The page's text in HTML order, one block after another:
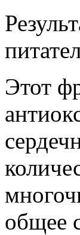
Этот
общее